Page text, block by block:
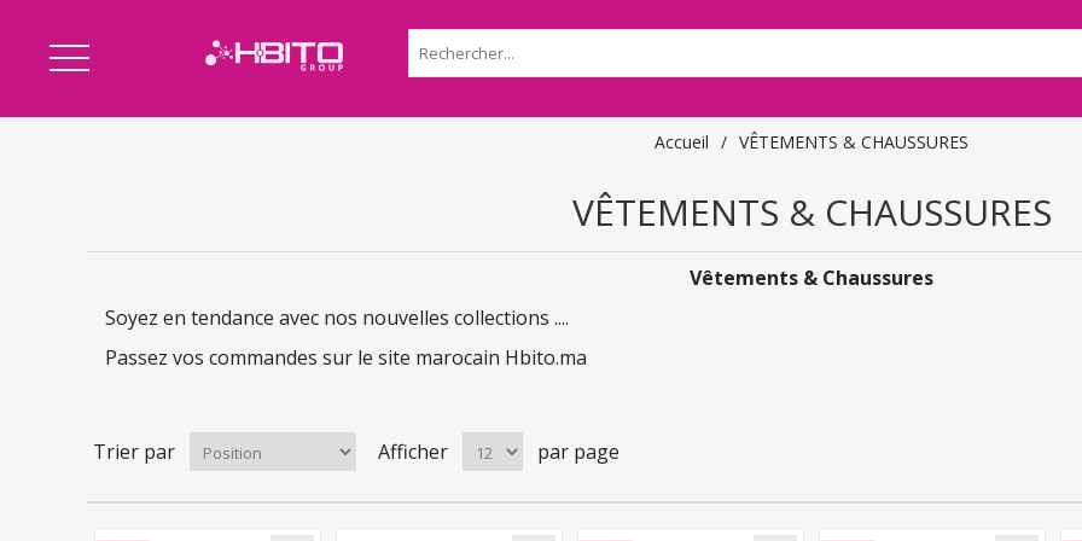
Accueil / VÊTEMENTS & CHAUSSURES
VÊTEMENTS & CHAUSSURES
Vêtements & Chaussures
Soyez en tendance avec nos nouvelles collections ....
Passez vos commandes sur le site marocain Hbito.ma
Trier par Afficher par page